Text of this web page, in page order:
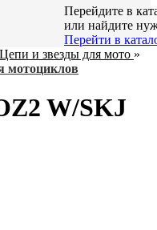
Перейдите в
или найдите
Перейти в
Цепи и звезды для мото »
мотоциклов
W/SKJ